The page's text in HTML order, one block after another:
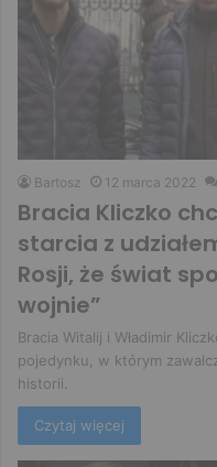
Bartosz 12 marca 2022
Bracia Kliczko
starcia z
Rosji, że świat
wojnie”
Bracia Witalij i Władimir
pojedynku, w którym
historii.
Czytaj więcej